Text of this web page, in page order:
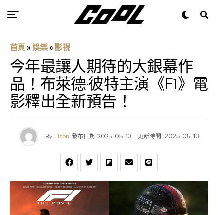
首頁 » 娛樂 » 影視
今年最讓人期待的大銀幕作
品！布萊德·彼特主演《F1》電
影釋出全新預告！
By Lison 發布日期 2025-05-13 , 更新時間 2025-05-13